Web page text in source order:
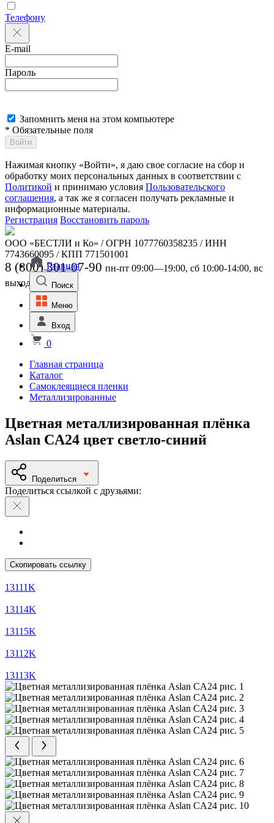
Телефону
E-mail
Пароль
Запомнить меня на этом компьютере
* Обязательные поля
Войти
Нажимая кнопку «Войти», я даю свое согласие на сбор и
обработку моих персональных данных в соответствии с
Политикой и принимаю условия Пользовательского
соглашения, а так же я согласен получать рекламные и
информационные материалы.
Регистрация Восстановить пароль
ООО «БЕСТЛИ и Ко» / ОГРН 1077760358235 / ИНН
7743660095 / КПП 771501001
8 (800) 301-07-90 пн-пт 09:00—19:00, сб 10:00-14:00, вс
выходной
Главная
Поиск
Меню
Вход
0
Главная страница
Каталог
Самоклеящиеся пленки
Металлизированные
Цветная металлизированная плёнка
Aslan CA24 цвет светло-синий
Поделиться
Поделиться ссылкой с друзьями:
Скопировать ссылку
13111K
13114K
13115K
13112K
13113K